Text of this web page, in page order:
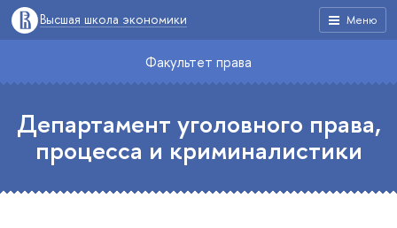
Меню
Высшая школа экономики
Факультет права
Департамент уголовного права,
процесса и криминалистики